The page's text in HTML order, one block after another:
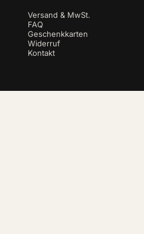
Versand & MwSt.
FAQ
Geschenkkarten
Widerruf
Kontakt